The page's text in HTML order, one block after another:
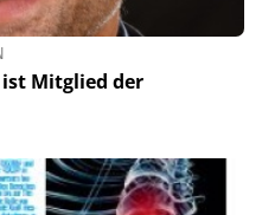
Mitglied der